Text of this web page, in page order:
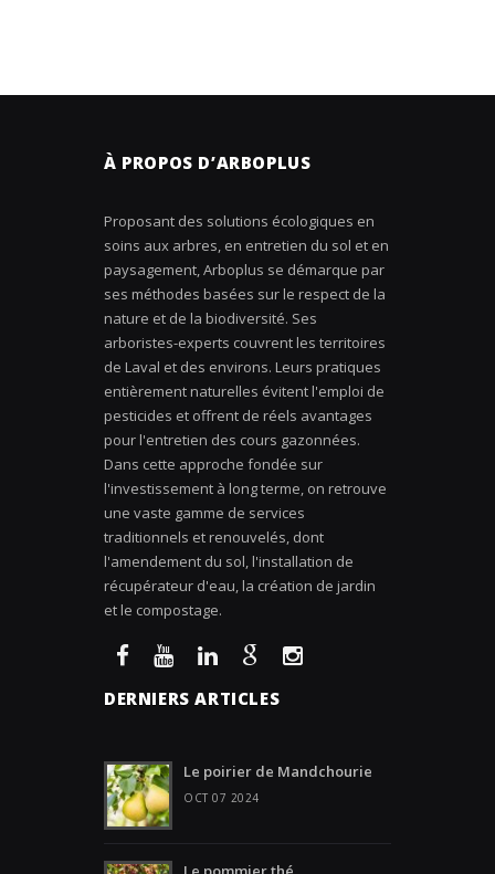
À PROPOS D’ARBOPLUS
Proposant des solutions écologiques en
soins aux arbres, en entretien du sol et en
paysagement, Arboplus se démarque par
ses méthodes basées sur le respect de la
nature et de la biodiversité. Ses
arboristes-experts couvrent les territoires
de Laval et des environs. Leurs pratiques
entièrement naturelles évitent l'emploi de
pesticides et offrent de réels avantages
pour l'entretien des cours gazonnées.
Dans cette approche fondée sur
l'investissement à long terme, on retrouve
une vaste gamme de services
traditionnels et renouvelés, dont
l'amendement du sol, l'installation de
récupérateur d'eau, la création de jardin
et le compostage.
DERNIERS ARTICLES
Le poirier de Mandchourie
OCT 07 2024